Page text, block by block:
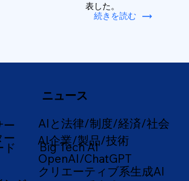
表した。
続きを読む
ー
ー
ド
ニュース
AIと法律/制度/経済/社会
AI企業/製品/技術
Big Tech AI
OpenAI/ChatGPT
クリエーティブ系生成AI